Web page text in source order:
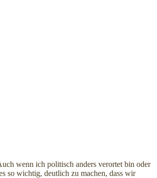
wenn ich politisch anders verortet bin oder
so wichtig, deutlich zu machen, dass wir